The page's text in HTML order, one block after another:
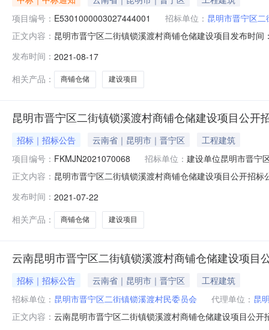
项目编号： E5301000003027444001 招标单位： 昆明市晋宁区
正文内容： 昆明市晋宁区二街镇锁溪渡村商铺仓储建设项目发布时
项目开标时间2021-08-1009:30开标地点昆明市晋宁区公
发布时间： 2021-08-17
相关产品：
商铺仓储 建设项目
昆明市晋宁区二街镇锁溪渡村商铺仓储建设项目公开
招标｜招标公告 云南省｜昆明市｜晋宁区
工程建筑
项目编号： FKMJN2021070068 招标单位： 建设单位昆明市晋宁
正文内容： 昆明市晋宁区二街镇锁溪渡村商铺仓储建设项目公开招
区二街镇人民政府（项目审批、核准或备案机关名称）
级补助和自筹（资金来源），
发布时间： 2021-07-22
相关产品：
商铺仓储 建设项目
云南昆明市晋宁区二街镇锁溪渡村商铺仓储建设项目
招标｜招标公告 云南省｜昆明市｜晋宁区
工程建筑
招标单位： 昆明市晋宁区二街镇锁溪渡村民委员会 代理单位： 昆
正文内容： 云南昆明市晋宁区二街镇锁溪渡村商铺仓储建设项目公